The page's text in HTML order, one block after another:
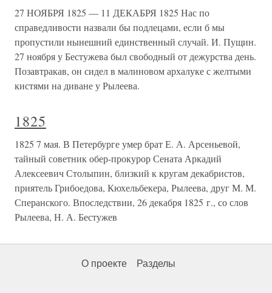
27 НОЯБРЯ 1825 — 11 ДЕКАБРЯ 1825 Нас по
справедливости назвали бы подлецами, если б мы
пропустили нынешний единственный случай. И. Пущин.
27 ноября у Бестужева был свободный от дежурства день.
Позавтракав, он сидел в малиновом архалуке с желтыми
кистями на диване у Рылеева.
1825
1825 7 мая. В Петербурге умер брат Е. А. Арсеньевой,
тайный советник обер-прокурор Сената Аркадий
Алексеевич Столыпин, близкий к кругам декабристов,
приятель Грибоедова, Кюхельбекера, Рылеева, друг М. М.
Сперанского. Впоследствии, 26 декабря 1825 г., со слов
Рылеева, Н. А. Бестужев
О проекте Разделы